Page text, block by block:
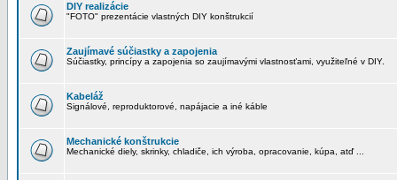
DIY realizácie
"FOTO" prezentácie vlastných DIY konštrukcií
Zaujímavé súčiastky a zapojenia
Súčiastky, princípy a zapojenia so zaujímavými vlastnosťami, využiteľné v DIY.
Kabeláž
Signálové, reproduktorové, napájacie a iné káble
Mechanické konštrukcie
Mechanické diely, skrinky, chladiče, ich výroba, opracovanie, kúpa, atď ...